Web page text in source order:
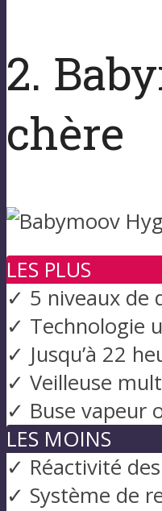
2.
chère
LES PLUS
✓ 5 niveaux de
✓ Technologie
✓ Jusqu’à 22
✓ Veilleuse
✓ Buse vapeur
LES MOINS
✓ Réactivité
✓ Système de